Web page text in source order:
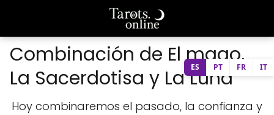
Combinación de El mago,
La Sacerdotisa y La Luna
Hoy combinaremos el pasado, la confianza y
ES PT FR IT